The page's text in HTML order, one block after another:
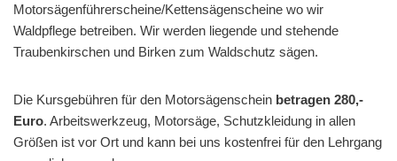
Motorsägenführerscheine/Kettensägenscheine wo wir
Waldpflege betreiben. Wir werden liegende und stehende
Traubenkirschen und Birken zum Waldschutz sägen.
Die Kursgebühren für den Motorsägenschein betragen 280,-
Euro. Arbeitswerkzeug, Motorsäge, Schutzkleidung in allen
Größen ist vor Ort und kann bei uns kostenfrei für den Lehrgang